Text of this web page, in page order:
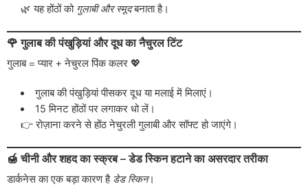
🌿 यह होंठों को गुलाबी और स्मूदबनाता है।
🌹 गुलाब की पंखुड़ियां और दूध का नैचुरल टिंट
गुलाब = प्यार + नेचुरल पिंक कलर 💖
गुलाब की पंखुड़ियां पीसकर दूध या मलाई में मिलाएं।
15 मिनट होंठों पर लगाकर धो लें।
👉 रोज़ाना करने से होंठ नेचुरली गुलाबी और सॉफ्ट हो जाएंगे।
🍯 चीनी और शहद का स्क्रब – डेड स्किन हटाने का असरदार तरीका
डार्कनेस का एक बड़ा कारण है डेड स्किन।